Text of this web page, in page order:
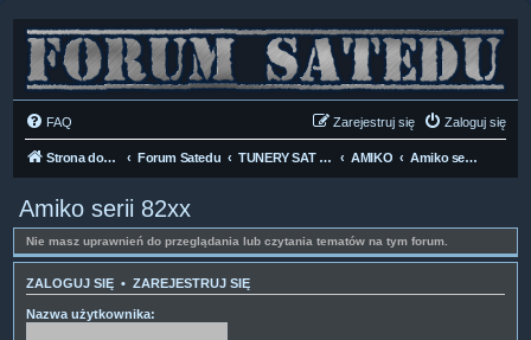
FAQ Zaloguj się
Zarejestruj się
Strona domowa Forum Satedu TUNERY SAT HD-LINUX AMIKO Amiko serii 82xx
Amiko serii 82xx
Nie masz uprawnień do przeglądania lub czytania tematów na tym forum.
ZALOGUJ SIĘ • ZAREJESTRUJ SIĘ
Nazwa użytkownika: